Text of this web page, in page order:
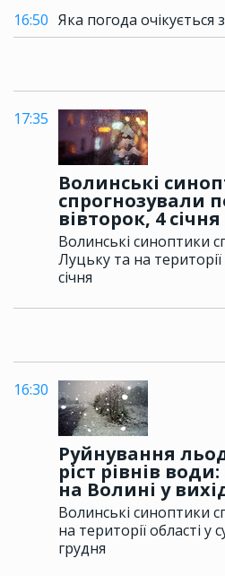
16:50 Яка погода очікується
17:35
Волинські
спрогнозували
вівторок, 4 січня
Волинські синоптики
Луцьку та на
січня
16:30
Руйнування
ріст рівнів
на Волині у
Волинські синоптики
на території області у
грудня